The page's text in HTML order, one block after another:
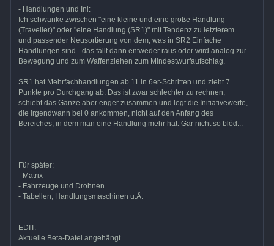
- Handlungen und Ini:
Ich schwanke zwischen "eine kleine und eine große Handlung
(Traveller)" oder "eine Handlung (SR1)" mit Tendenz zu letzterem
und passender Neusortierung von dem, was in SR2 Einfache
Handlungen sind - das fällt dann entweder raus oder wird analog zur
Bewegung und zum Waffenziehen zum Mindestwurfaufschlag.
SR1 hat Mehrfachhandlungen ab 11 in 6er-Schritten und zieht 7
Punkte pro Durchgang ab. Das ist zwar schlechter zu rechnen,
schiebt das Ganze aber enger zusammen und legt die Initiativewerte,
die irgendwann bei 0 ankommen, nicht auf den Anfang des
Bereiches, in dem man eine Handlung mehr hat. Gar nicht so blöd...
Für später:
- Matrix
- Fahrzeuge und Drohnen
- Tabellen, Handlungsmaschinen u.Ä.
EDIT:
Aktuelle Beta-Datei angehängt.